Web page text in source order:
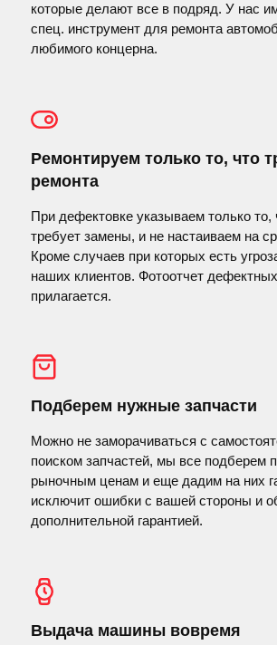
которые делают все в подряд. У нас
спец. инструмент для ремонта
любимого концерна.
Ремонтируем только то, что
ремонта
При дефектовке указываем только то,
требует замены, и не настаиваем на
Кроме случаев при которых есть
наших клиентов. Фотоотчет
прилагается.
Подберем нужные запчасти
Можно не заморачиваться с
поиском запчастей, мы все подберем
рыночным ценам и еще дадим на них
исключит ошибки с вашей стороны и
дополнительной гарантией.
Выдача машины вовремя